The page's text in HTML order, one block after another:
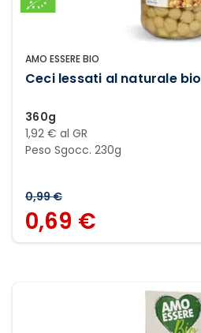
AMO ESSERE BIO
Ceci lessati al naturale bio
360g
1,92 € al GR
Peso Sgocc. 230g
0,99 €
0,69 €